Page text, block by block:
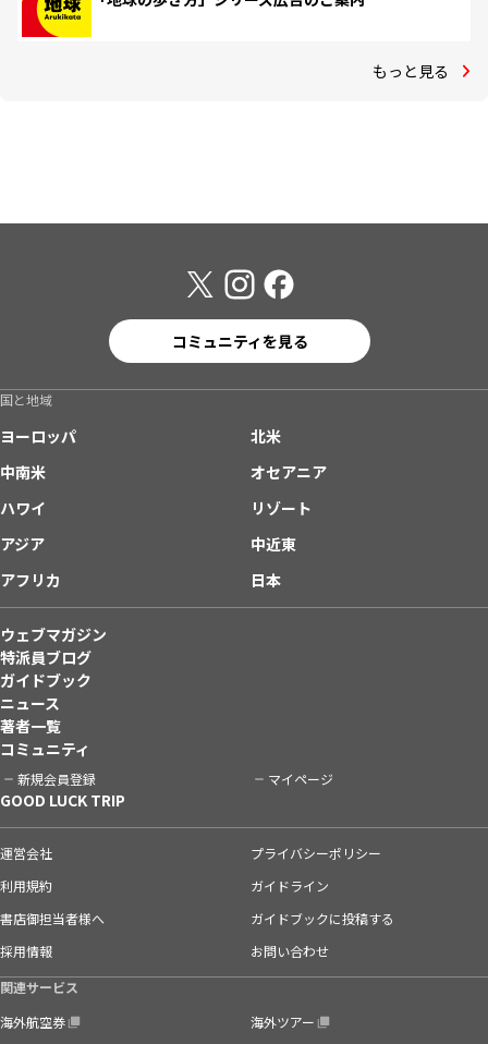
もっと見る
コミュニティを見る
国と地域
ヨーロッパ
北米
中南米
オセアニア
ハワイ
リゾート
アジア
中近東
アフリカ
日本
ウェブマガジン
特派員ブログ
ガイドブック
ニュース
著者一覧
コミュニティ
新規会員登録 マイページ
GOOD LUCK TRIP
運営会社
プライバシーポリシー
利用規約
ガイドライン
書店御担当者様へ
ガイドブックに投稿する
採用情報
お問い合わせ
関連サービス
海外航空券
海外ツアー